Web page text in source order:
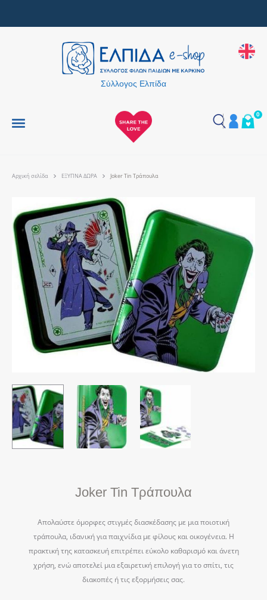
Σύλλογος Ελπίδα
0
Αρχική σελίδα ΕΞΥΠΝΑ ΔΩΡΑ Joker Tin Τράπουλα
Joker Tin Τράπουλα
Απολαύστε όμορφες στιγμές διασκέδασης με μια ποιοτική
τράπουλα, ιδανική για παιχνίδια με φίλους και οικογένεια. Η
πρακτική της κατασκευή επιτρέπει εύκολο καθαρισμό και άνετη
χρήση, ενώ αποτελεί μια εξαιρετική επιλογή για το σπίτι, τις
διακοπές ή τις εξορμήσεις σας.